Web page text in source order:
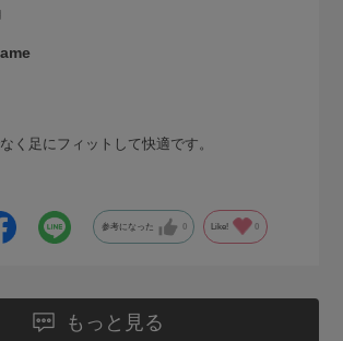
く足にフィットして快適です。
参考になった 0 Like! 0
もっと見る